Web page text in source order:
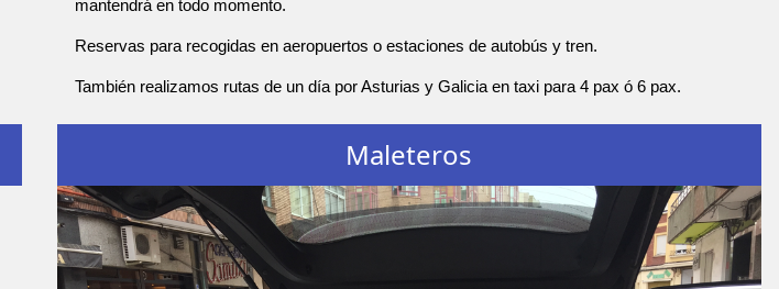
mantendrá en todo momento.
Reservas para recogidas en aeropuertos o estaciones de autobús y tren.
También realizamos rutas de un día por Asturias y Galicia en taxi para 4 pax ó 6 pax.
Maleteros